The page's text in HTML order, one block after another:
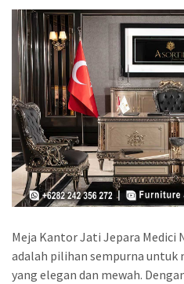
Meja Kantor Jati Jepara Medici
adalah pilihan sempurna
yang elegan dan mewah.